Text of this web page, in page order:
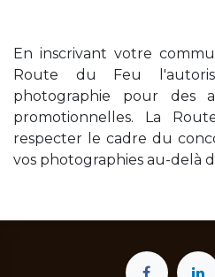
En inscrivant votre
Route du Feu
photographie pour des
promotionnelles. La
respecter le cadre du
vos photographies au-delà